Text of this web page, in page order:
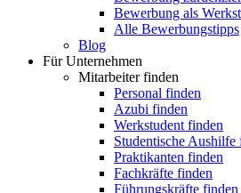
Bewerbung als
Alle Bewerbungstipps
Blog
Für Unternehmen
Mitarbeiter finden
Personal finden
Azubi finden
Werkstudent finden
Studentische Aushilfe
Praktikanten finden
Fachkräfte finden
Führungskräfte finden